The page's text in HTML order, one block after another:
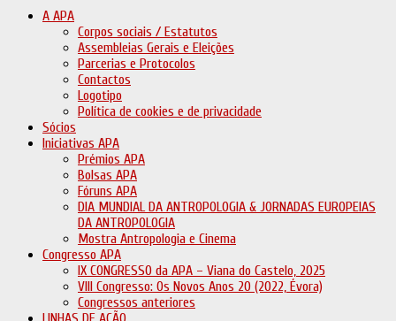
A APA
Corpos sociais / Estatutos
Assembleias Gerais e Eleições
Parcerias e Protocolos
Contactos
Logotipo
Política de cookies e de privacidade
Sócios
Iniciativas APA
Prémios APA
Bolsas APA
Fóruns APA
DIA MUNDIAL DA ANTROPOLOGIA & JORNADAS EUROPEIAS
DA ANTROPOLOGIA
Mostra Antropologia e Cinema
Congresso APA
IX CONGRESSO da APA – Viana do Castelo, 2025
VIII Congresso: Os Novos Anos 20 (2022, Évora)
Congressos anteriores